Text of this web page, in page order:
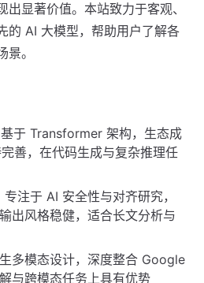
显著价值。本站致力于客观、
的 AI 大模型，帮助用户了解各
。
基于 Transformer 架构，生态成
善，在代码生成与复杂推理任
专注于 AI 安全性与对齐研究，
出风格稳健，适合长文分析与
多模态设计，深度整合 Google
与跨模态任务上具有优势